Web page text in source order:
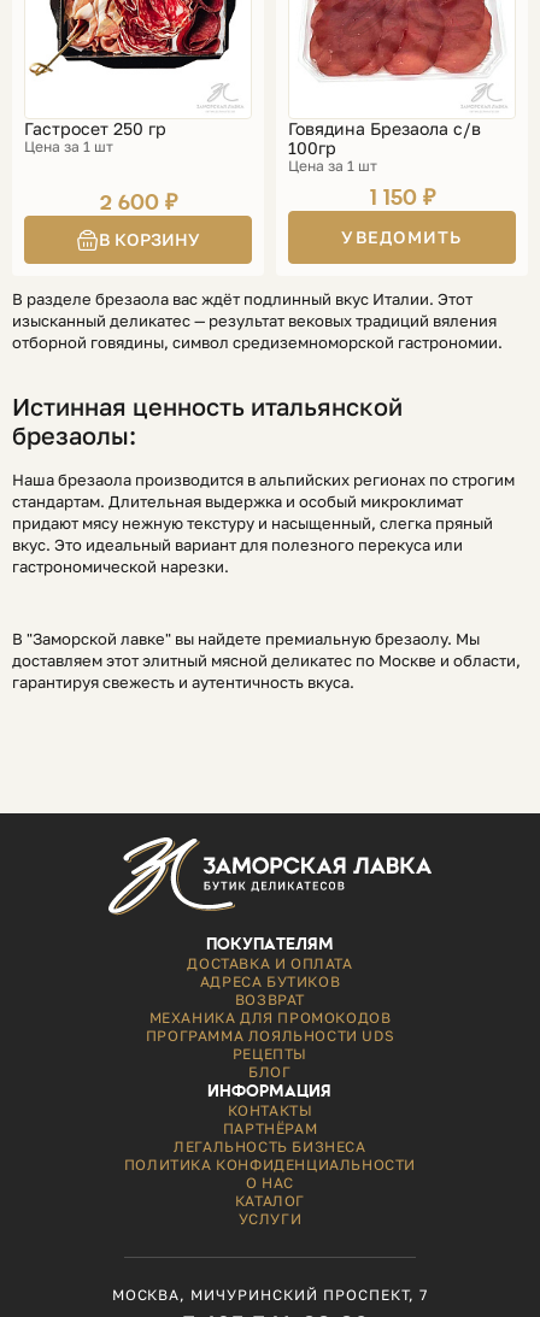
Гастросет 250 гр
Цена за 1 шт
2 600 ₽
Говядина Брезаола с/в
100гр
Цена за 1 шт
1 150 ₽
УВЕДОМИТЬ
В разделе брезаола вас ждёт подлинный вкус Италии. Этот
изысканный деликатес — результат вековых традиций вяления
отборной говядины, символ средиземноморской гастрономии.
Истинная ценность итальянской
брезаолы:
Наша брезаола производится в альпийских регионах по строгим
стандартам. Длительная выдержка и особый микроклимат
придают мясу нежную текстуру и насыщенный, слегка пряный
вкус. Это идеальный вариант для полезного перекуса или
гастрономической нарезки.
В "Заморской лавке" вы найдете премиальную брезаолу. Мы
доставляем этот элитный мясной деликатес по Москве и области,
гарантируя свежесть и аутентичность вкуса.
ПОКУПАТЕЛЯМ
ДОСТАВКА И ОПЛАТА
АДРЕСА БУТИКОВ
ВОЗВРАТ
МЕХАНИКА ДЛЯ ПРОМОКОДОВ
ПРОГРАММА ЛОЯЛЬНОСТИ UDS
РЕЦЕПТЫ
БЛОГ
ИНФОРМАЦИЯ
КОНТАКТЫ
ПАРТНЁРАМ
ЛЕГАЛЬНОСТЬ БИЗНЕСА
ПОЛИТИКА КОНФИДЕНЦИАЛЬНОСТИ
О НАС
КАТАЛОГ
УСЛУГИ
МОСКВА, МИЧУРИНСКИЙ ПРОСПЕКТ, 7